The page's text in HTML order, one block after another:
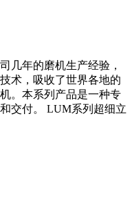
几年的磨机生产经验，
术，吸收了世界各地的
。本系列产品是一种专
交付。 LUM系列超细立